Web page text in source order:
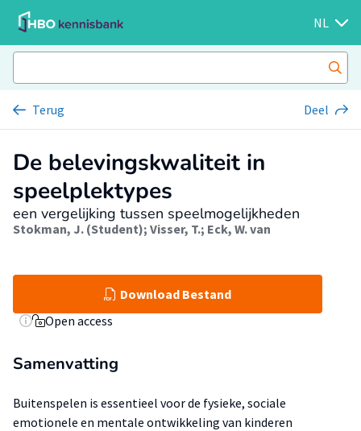
NL
Terug Deel
De belevingskwaliteit in
speelplektypes
een vergelijking tussen speelmogelijkheden
Stokman, J. (Student); Visser, T.; Eck, W. van
Download Bestand
Open access
Samenvatting
Buitenspelen is essentieel voor de fysieke, sociale
emotionele en mentale ontwikkeling van kinderen